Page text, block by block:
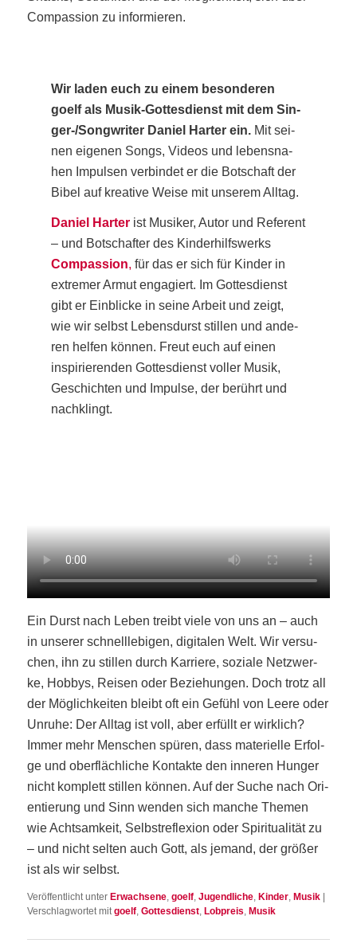
Com­pas­si­on zu informieren.
Wir laden euch zu einem beson­de­ren
goelf als Musik-Got­tes­dienst mit dem Sin­
ger-/Song­wri­ter Dani­el Har­ter ein. Mit sei­
nen eige­nen Songs, Vide­os und lebens­na­
hen Impul­sen ver­bin­det er die Bot­schaft der
Bibel auf krea­ti­ve Wei­se mit unse­rem Alltag.
Dani­el Har­ter ist Musi­ker, Autor und Refe­rent
– und Bot­schaf­ter des Kin­der­hilfs­werks
Com­pas­si­on, für das er sich für Kin­der in
extre­mer Armut enga­giert. Im Got­tes­dienst
gibt er Ein­bli­cke in sei­ne Arbeit und zeigt,
wie wir selbst Lebens­durst stil­len und ande­
ren hel­fen kön­nen. Freut euch auf einen
inspi­rie­ren­den Got­tes­dienst vol­ler Musik,
Geschich­ten und Impul­se, der berührt und
nachklingt.
Ein Durst nach Leben treibt vie­le von uns an – auch
in unse­rer schnell­le­bi­gen, digi­ta­len Welt. Wir ver­su­
chen, ihn zu stil­len durch Kar­rie­re, sozia­le Netz­wer­
ke, Hob­bys, Rei­sen oder Bezie­hun­gen. Doch trotz all
der Mög­lich­kei­ten bleibt oft ein Gefühl von Lee­re oder
Unru­he: Der All­tag ist voll, aber erfüllt er wirk­lich?
Immer mehr Men­schen spü­ren, dass mate­ri­el­le Erfol­
ge und ober­fläch­li­che Kon­tak­te den inne­ren Hun­ger
nicht kom­plett stil­len kön­nen. Auf der Suche nach Ori­
en­tie­rung und Sinn wen­den sich man­che The­men
wie Acht­sam­keit, Selbst­re­fle­xi­on oder Spi­ri­tua­li­tät zu
– und nicht sel­ten auch Gott, als jemand, der grö­ßer
ist als wir selbst.
Veröffentlicht unter Erwachsene,goelf,Jugendliche, Kinder, Musik
Verschlagwortet mit goelf,Gottesdienst, Lobpreis, Musik